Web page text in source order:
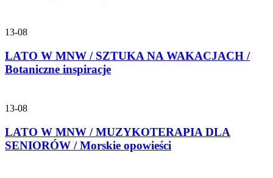
13-08
LATO W MNW / SZTUKA NA WAKACJACH /
Botaniczne inspiracje
13-08
LATO W MNW / MUZYKOTERAPIA DLA
SENIORÓW / Morskie opowieści